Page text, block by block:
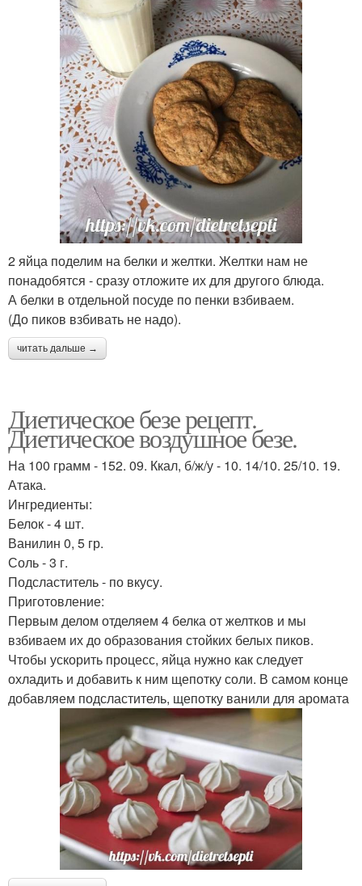
2 яйца поделим на белки и желтки. Желтки нам не
понадобятся - сразу отложите их для другого блюда.
А белки в отдельной посуде по пенки взбиваем.
(До пиков взбивать не надо).
читать дальше →
Диетическое безе рецепт.
Диетическое воздушное безе.
На 100 грамм - 152. 09. Ккал, б/ж/у - 10. 14/10. 25/10. 19.
Атака.
Ингредиенты:
Белок - 4 шт.
Ванилин 0, 5 гр.
Соль - 3 г.
Подсластитель - по вкусу.
Приготовление:
Первым делом отделяем 4 белка от желтков и мы
взбиваем их до образования стойких белых пиков.
Чтобы ускорить процесс, яйца нужно как следует
охладить и добавить к ним щепотку соли. В самом конце
добавляем подсластитель, щепотку ванили для аромата